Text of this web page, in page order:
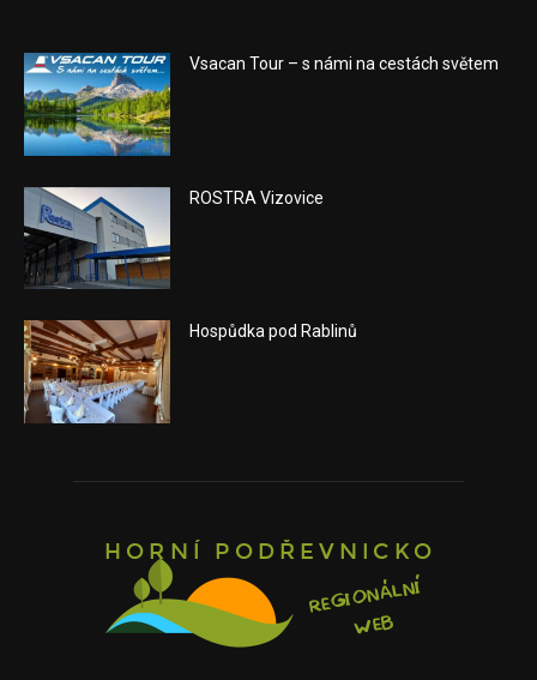
Vsacan Tour – s námi na cestách světem
ROSTRA Vizovice
Hospůdka pod Rablinů